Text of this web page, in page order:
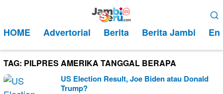
kontenMobile
HOME Advertorial Berita Berita Jambi
TAG: PILPRES AMERIKA TANGGAL BERAPA
US Election Result, Joe Biden atau Donald
Trump?